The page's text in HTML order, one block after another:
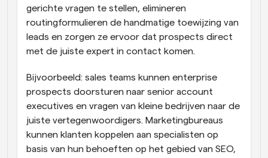
gerichte vragen te stellen, elimineren
routingformulieren de handmatige toewijzing van
leads en zorgen ze ervoor dat prospects direct
met de juiste expert in contact komen.
Bijvoorbeeld: sales teams kunnen enterprise
prospects doorsturen naar senior account
executives en vragen van kleine bedrijven naar de
juiste vertegenwoordigers. Marketingbureaus
kunnen klanten koppelen aan specialisten op
basis van hun behoeften op het gebied van SEO,